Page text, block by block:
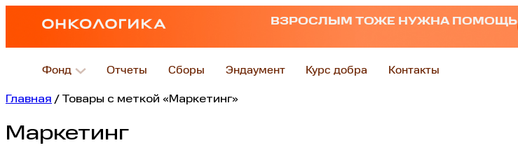
ВЗРОСЛЫМ ТОЖЕ НУЖНА ПОМОЩЬ
Фонд Отчеты Сборы Эндаумент Курс добра Контакты
Главная / Товары с меткой «Маркетинг»
Маркетинг